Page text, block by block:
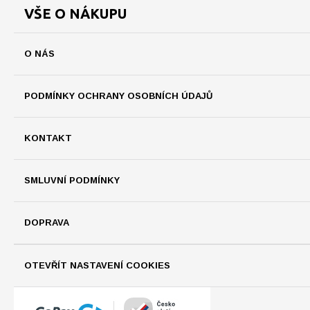
VŠE O NÁKUPU
O NÁS
PODMÍNKY OCHRANY OSOBNÍCH ÚDAJŮ
KONTAKT
SMLUVNÍ PODMÍNKY
DOPRAVA
OTEVŘÍT NASTAVENÍ COOKIES